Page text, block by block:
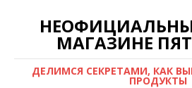
МАГАЗИНЕ
ДЕЛИМСЯ СЕКРЕТАМИ, КАК
ПРОДУКТЫ